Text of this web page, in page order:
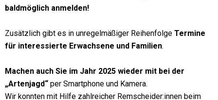
baldmöglich anmelden!
Zusätzlich gibt es in unregelmäßiger Reihenfolge Termine
für interessierte Erwachsene und Familien.
Machen auch Sie im Jahr 2025 wieder mit bei der
„Artenjagd“ per Smartphone und Kamera.
Wir konnten mit Hilfe zahlreicher Remscheider:innen beim